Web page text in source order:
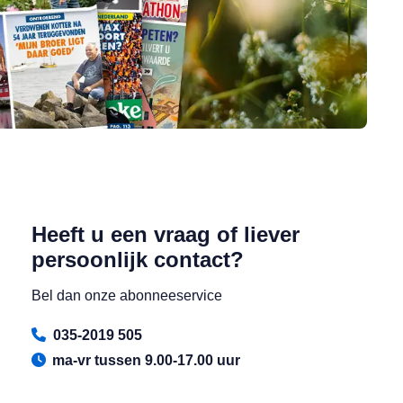
Heeft u een vraag of liever
persoonlijk contact?
Bel dan onze abonneeservice
035-2019 505
ma-vr tussen 9.00-17.00 uur